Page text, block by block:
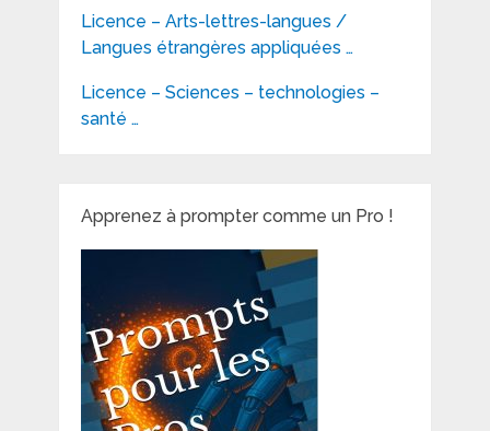
Licence – Arts-lettres-langues /
Langues étrangères appliquées …
Licence – Sciences – technologies –
santé …
Apprenez à prompter comme un Pro !